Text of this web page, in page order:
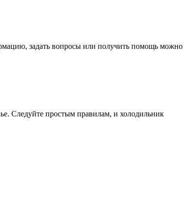
задать вопросы или получить помощь можно
Следуйте простым правилам, и холодильник